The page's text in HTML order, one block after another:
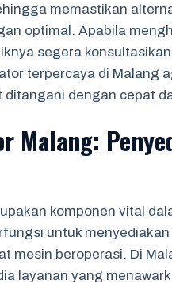
memastikan
optimal. Apabila
segera
terpercaya di Malang
ditangani dengan cepat
Malang:
komponen vital
untuk menyediakan
mesin beroperasi. Di
layanan yang